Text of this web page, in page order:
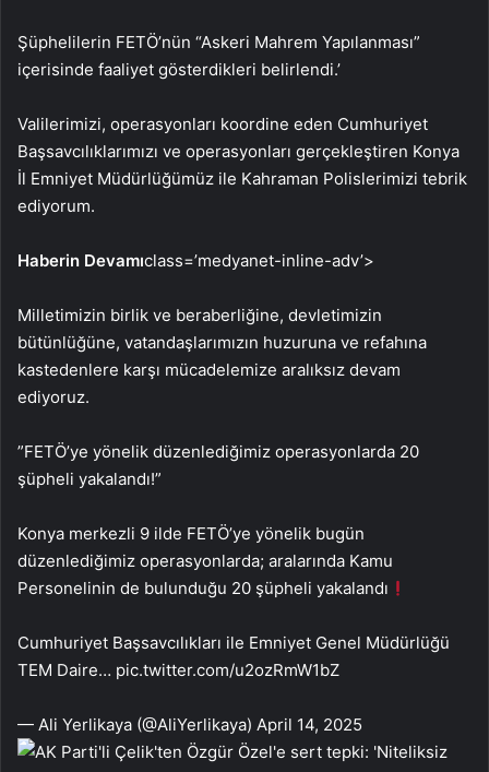
Şüphelilerin FETÖ’nün “Askeri Mahrem Yapılanması”
içerisinde faaliyet gösterdikleri belirlendi.’
Valilerimizi, operasyonları koordine eden Cumhuriyet
Başsavcılıklarımızı ve operasyonları gerçekleştiren Konya
İl Emniyet Müdürlüğümüz ile Kahraman Polislerimizi tebrik
ediyorum.
Haberin Devamıclass=’medyanet-inline-adv’>
Milletimizin birlik ve beraberliğine, devletimizin
bütünlüğüne, vatandaşlarımızın huzuruna ve refahına
kastedenlere karşı mücadelemize aralıksız devam
ediyoruz.
️”FETÖ’ye yönelik düzenlediğimiz operasyonlarda 20
şüpheli yakalandı!”
Konya merkezli 9 ilde FETÖ’ye yönelik bugün
düzenlediğimiz operasyonlarda; aralarında Kamu
Personelinin de bulunduğu 20 şüpheli yakalandı
Cumhuriyet Başsavcılıkları ile Emniyet Genel Müdürlüğü
TEM Daire… pic.twitter.com/u2ozRmW1bZ
— Ali Yerlikaya (@AliYerlikaya) April 14, 2025